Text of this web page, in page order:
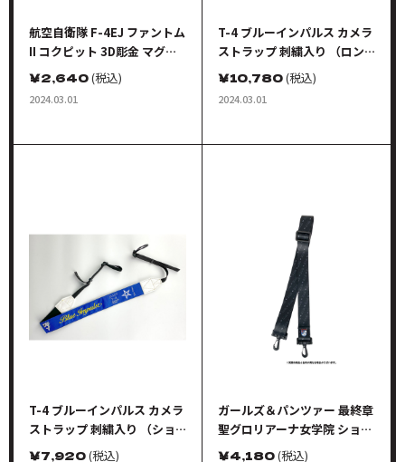
航空自衛隊 F-4EJ ファントム
II コクピット 3D彫金 マグネ
ットシート
￥2,640(税込)
2024.03.01
T-4 ブルーインパルス カメラ
ストラップ 刺繍入り （ロン
グストラップ 760mm)
￥10,780(税込)
2024.03.01
T-4 ブルーインパルス カメラ
ストラップ 刺繍入り （ショ
ートストラップ 520mm)
￥7,920(税込)
ガールズ＆パンツァー 最終章
聖グロリアーナ女学院 ショル
ダーストラップ ガールズ＆パ
￥4,180(税込)